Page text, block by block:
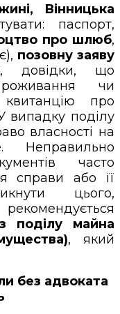
Вінницька
паспорт,
про шлюб,
позовну заяву
, довідки, що
чи
про
випадку поділу
власності на
часто
справи або її
цього,
поділу майна
, який
без адвоката